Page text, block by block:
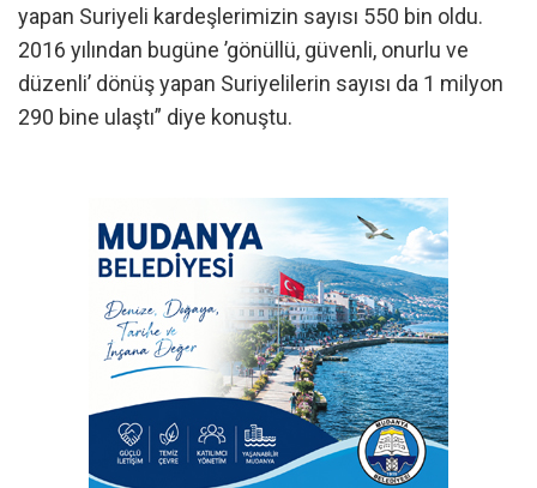
yapan Suriyeli kardeşlerimizin sayısı 550 bin oldu.
2016 yılından bugüne ’gönüllü, güvenli, onurlu ve
düzenli’ dönüş yapan Suriyelilerin sayısı da 1 milyon
290 bine ulaştı” diye konuştu.